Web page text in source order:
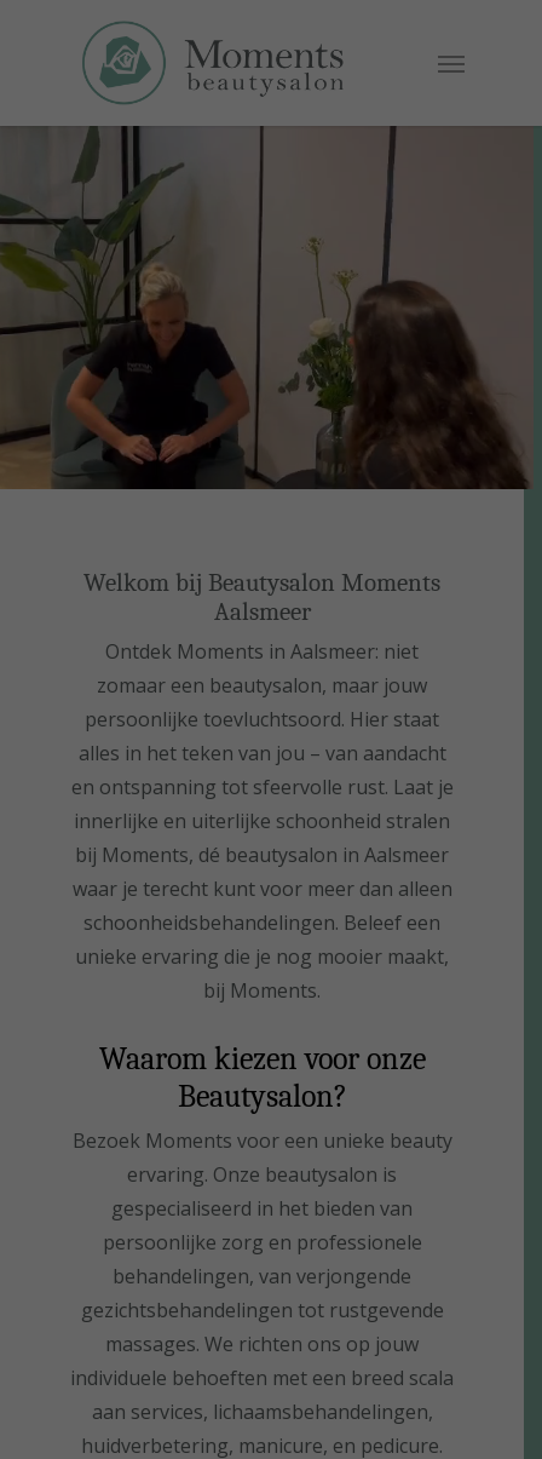
Welkom bij Beautysalon Moments
Aalsmeer
Ontdek Moments in Aalsmeer: niet
zomaar een beautysalon, maar jouw
persoonlijke toevluchtsoord. Hier staat
alles in het teken van jou – van aandacht
en ontspanning tot sfeervolle rust. Laat je
innerlijke en uiterlijke schoonheid stralen
bij Moments, dé beautysalon in Aalsmeer
waar je terecht kunt voor meer dan alleen
schoonheidsbehandelingen. Beleef een
unieke ervaring die je nog mooier maakt,
bij Moments.
Waarom kiezen voor onze
Beautysalon?
Bezoek Moments voor een unieke beauty
ervaring. Onze beautysalon is
gespecialiseerd in het bieden van
persoonlijke zorg en professionele
behandelingen, van verjongende
gezichtsbehandelingen tot rustgevende
massages. We richten ons op jouw
individuele behoeften met een breed scala
aan services, lichaamsbehandelingen,
huidverbetering, manicure, en pedicure.